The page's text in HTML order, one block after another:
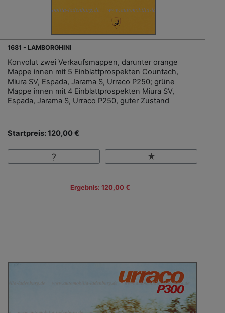
1681 - LAMBORGHINI
Konvolut zwei Verkaufsmappen, darunter orange
Mappe innen mit 5 Einblattprospekten Countach,
Miura SV, Espada, Jarama S, Urraco P250; grüne
Mappe innen mit 4 Einblattprospekten Miura SV,
Espada, Jarama S, Urraco P250, guter Zustand
Startpreis: 120,00 €
Ergebnis: 120,00 €